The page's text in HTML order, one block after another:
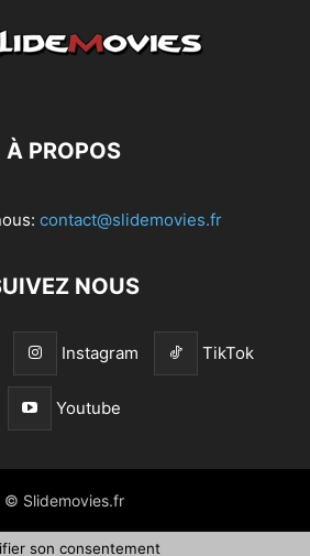
À PROPOS
contact@slidemovies.fr
NOUS
Instagram TikTok
Youtube
© Slidemovies.fr
son consentement